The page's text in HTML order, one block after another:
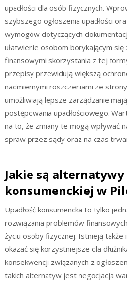
upadłości dla osób fizycznych.
szybszego ogłoszenia upadłości
wymogów dotyczących
ułatwienie osobom borykającym się
finansowymi skorzystania z tej
przepisy przewidują większą
nadmiernymi roszczeniami ze
umożliwiają lepsze zarządzanie
postępowania upadłościowego.
na to, że zmiany te mogą wpływać
spraw przez sądy oraz na czas
Jakie są alternatywy
konsumenckiej w
Upadłość konsumencka to tylko
rozwiązania problemów
życiu osoby fizycznej. Istnieją także
okazać się korzystniejsze dla
konsekwencji związanych z
takich alternatyw jest negocjacja